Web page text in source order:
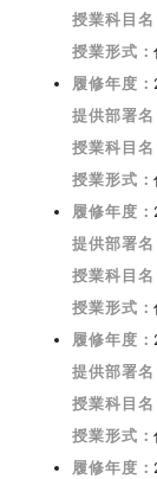
授業科目名
授業形式：
履修年度：
提供部署名
授業科目名
授業形式：
履修年度：
提供部署名
授業科目名
授業形式：
履修年度：
提供部署名
授業科目名
授業形式：
履修年度：